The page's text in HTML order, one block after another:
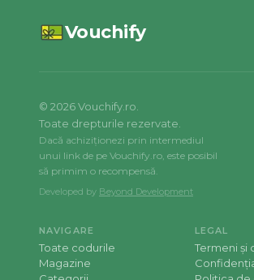
Vouchify
© 2026Vouchify.ro.
Toate drepturile rezervate.
Dacă achiziționezi prin intermediul
unui link de pe Vouchify.ro, este posibil
să primim o recompensă.
Developed by Beyond Development
NAVIGARE
Toate codurile
Magazine
LEGAL
Termeni și